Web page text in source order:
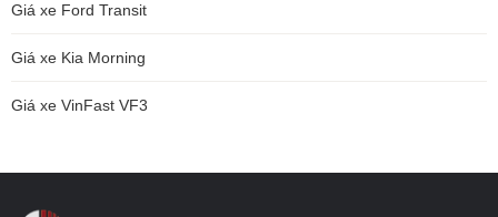
Giá xe Ford Transit
Giá xe Kia Morning
Giá xe VinFast VF3